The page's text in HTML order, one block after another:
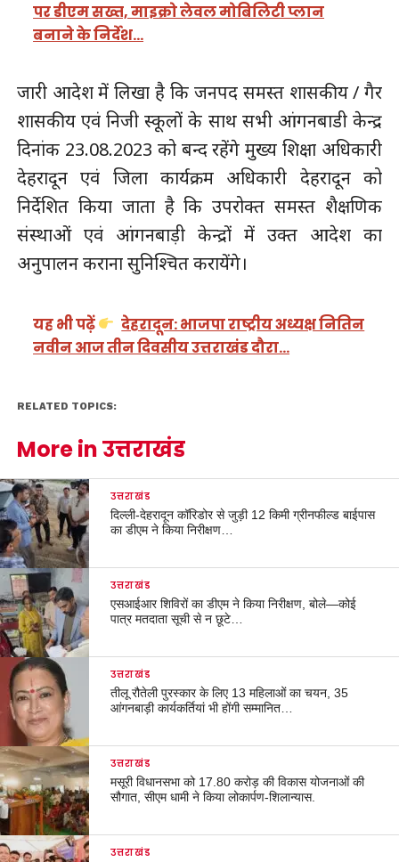
पर डीएम सख्त, माइक्रो लेवल मोबिलिटी प्लान
बनाने के निर्देश…
जारी आदेश में लिखा है कि जनपद समस्त शासकीय / गैर
शासकीय एवं निजी स्कूलों के साथ सभी आंगनबाडी केन्द्र
दिनांक 23.08.2023 को बन्द रहेंगे मुख्य शिक्षा अधिकारी
देहरादून एवं जिला कार्यक्रम अधिकारी देहरादून को
निर्देशित किया जाता है कि उपरोक्त समस्त शैक्षणिक
संस्थाओं एवं आंगनबाड़ी केन्द्रों में उक्त आदेश का
अनुपालन कराना सुनिश्चित करायेंगे।
यह भी पढ़ें
देहरादून: भाजपा राष्ट्रीय अध्यक्ष नितिन
नवीन आज तीन दिवसीय उत्तराखंड दौरा…
RELATED TOPICS:
More in उत्तराखंड
उत्तराखंड
दिल्ली-देहरादून कॉरिडोर से जुड़ी 12 किमी ग्रीनफील्ड बाईपास
का डीएम ने किया निरीक्षण…
उत्तराखंड
एसआईआर शिविरों का डीएम ने किया निरीक्षण, बोले—कोई
पात्र मतदाता सूची से न छूटे…
उत्तराखंड
तीलू रौतेली पुरस्कार के लिए 13 महिलाओं का चयन, 35
आंगनबाड़ी कार्यकर्तियां भी होंगी सम्मानित…
उत्तराखंड
मसूरी विधानसभा को 17.80 करोड़ की विकास योजनाओं की
सौगात, सीएम धामी ने किया लोकार्पण-शिलान्यास.
उत्तराखंड